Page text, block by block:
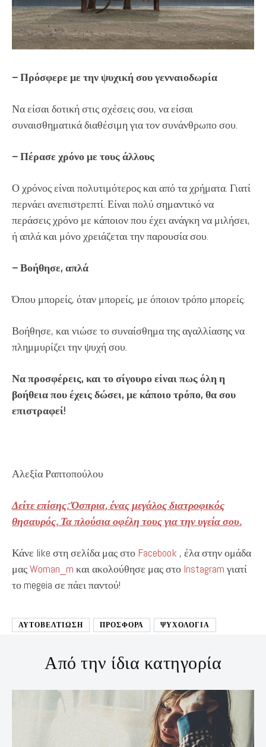
– Πρόσφερε με την ψυχική σου γενναιοδωρία
Να είσαι δοτική στις σχέσεις σου, να είσαι
συναισθηματικά διαθέσιμη για τον συνάνθρωπο σου.
– Πέρασε χρόνο με τους άλλους
Ο χρόνος είναι πολυτιμότερος και από τα χρήματα. Γιατί
περνάει ανεπιστρεπτί. Είναι πολύ σημαντικό να
περάσεις χρόνο με κάποιον που έχει ανάγκη να μιλήσει,
ή απλά και μόνο χρειάζεται την παρουσία σου.
– Βοήθησε, απλά
Όπου μπορείς, όταν μπορείς, με όποιον τρόπο μπορείς.
Βοήθησε, και νιώσε το συναίσθημα της αγαλλίασης να
πλημμυρίζει την ψυχή σου.
Να προσφέρεις, και το σίγουρο είναι πως όλη η
βοήθεια που έχεις δώσει, με κάποιο τρόπο, θα σου
επιστραφεί!
Αλεξία Ραπτοπούλου
Δείτε επίσης: Όσπρια, ένας μεγάλος διατροφικός
θησαυρός. Τα πλούσια οφέλη τους για την υγεία σου.
Κάνε like στη σελίδα μας στο Facebook , έλα στην ομάδα
μαςWoman_m και ακολούθησε μας στο Instagram γιατί
το megeia σε πάει παντού!
ΑΥΤΟΒΕΛΤΊΩΣΗ ΠΡΟΣΦΟΡΑ ΨΥΧΟΛΟΓΙΑ
Από την ίδια κατηγορία